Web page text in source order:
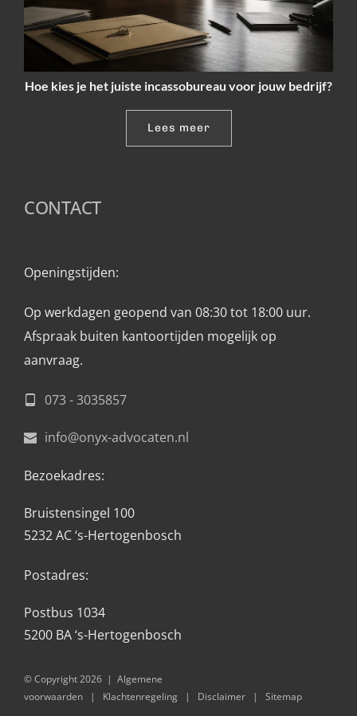
Hoe kies je het juiste incassobureau voor jouw bedrijf?
Lees meer
CONTACT
Openingstijden:
Op werkdagen geopend van 08:30 tot 18:00 uur.
Afspraak buiten kantoortijden mogelijk op
aanvraag.
073 - 3035857
info@onyx-advocaten.nl
Bezoekadres:
Bruistensingel 100
5232 AC ‘s-Hertogenbosch
Postadres:
Postbus 1034
5200 BA ‘s-Hertogenbosch
© Copyright 2026  | Algemene
voorwaarden | Klachtenregeling | Disclaimer | Sitemap